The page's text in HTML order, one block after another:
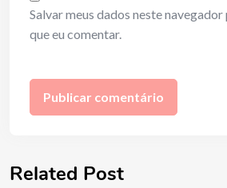
Salvar meus dados neste
que eu comentar.
Related Post